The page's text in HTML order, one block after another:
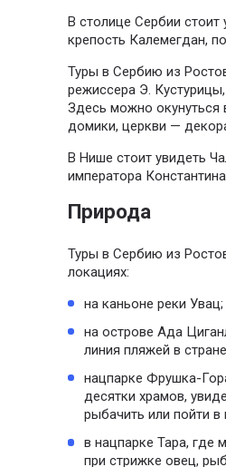
В столице Сербии стоит
крепость Калемегдан,
Туры в Сербию из
режиссера Э.
Здесь можно окунуться
домики, церкви —
В Нише стоит увидеть
императора
Природа
Туры в Сербию из
локациях:
на каньоне реки Увац;
на острове Ада
линия пляжей в
нацпарке Фрушка-
десятки храмов,
рыбачить или пойти в
в нацпарке Тара, где
при стрижке овец,